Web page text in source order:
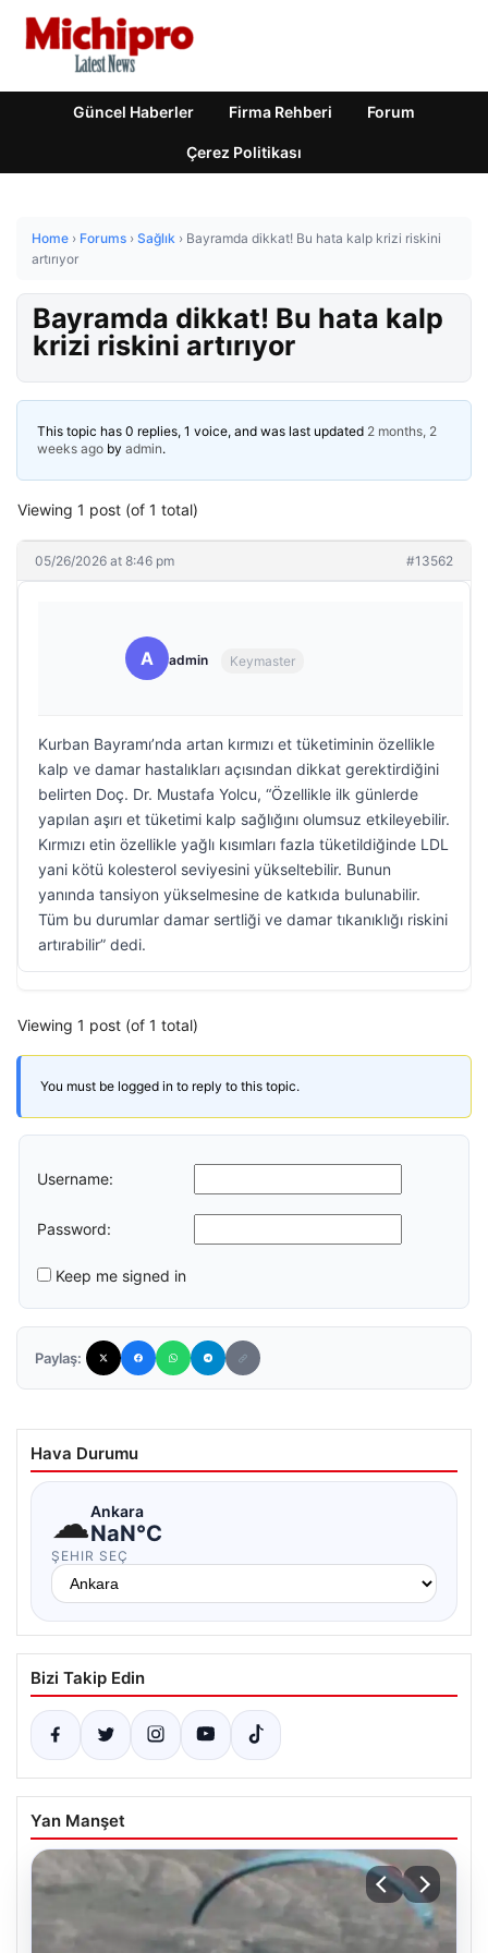
Güncel Haberler Firma Rehberi Forum
Çerez Politikası
Home › Forums › Sağlık › Bayramda dikkat! Bu hata kalp krizi riskini
artırıyor
Bayramda dikkat! Bu hata kalp
krizi riskini artırıyor
This topic has 0 replies, 1 voice, and was last updated 2 months, 2
weeks ago by admin.
Viewing 1 post (of 1 total)
05/26/2026 at 8:46 pm #13562
A admin Keymaster
Kurban Bayramı’nda artan kırmızı et tüketiminin özellikle
kalp ve damar hastalıkları açısından dikkat gerektirdiğini
belirten Doç. Dr. Mustafa Yolcu, “Özellikle ilk günlerde
yapılan aşırı et tüketimi kalp sağlığını olumsuz etkileyebilir.
Kırmızı etin özellikle yağlı kısımları fazla tüketildiğinde LDL
yani kötü kolesterol seviyesini yükseltebilir. Bunun
yanında tansiyon yükselmesine de katkıda bulunabilir.
Tüm bu durumlar damar sertliği ve damar tıkanıklığı riskini
artırabilir” dedi.
Viewing 1 post (of 1 total)
You must be logged in to reply to this topic.
Username:
Password:
Keep me signed in
Paylaş:
Hava Durumu
☁Ankara
NaN°C
ŞEHIR SEÇ
Bizi Takip Edin
Yan Manşet